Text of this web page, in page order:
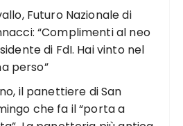
Futuro Nazionale di
“Complimenti al neo
di FdI. Hai vinto nel
perso”
il panettiere di San
che fa il “porta a